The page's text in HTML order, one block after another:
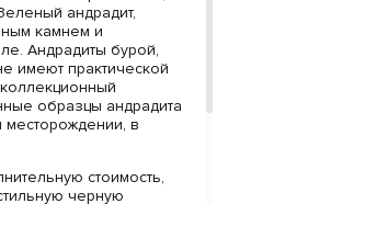
андрадит,
камнем и
Андрадиты бурой,
имеют практической
образцы андрадита
в
стоимость,
черную